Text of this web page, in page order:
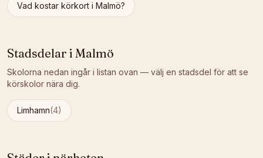
Vad kostar körkort i Malmö?
Stadsdelar i Malmö
Skolorna nedan ingår i listan ovan — välj en stadsdel för att se
körskolor nära dig.
Limhamn(4)